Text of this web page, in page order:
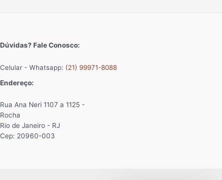
Dúvidas? Fale Conosco:
Celular - Whatsapp: (21) 99971-8088
Endereço:
Rua Ana Neri 1107 a 1125 -
Rocha
Rio de Janeiro - RJ
Cep: 20960-003